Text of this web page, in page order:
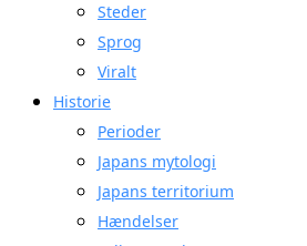
Steder
Sprog
Viralt
Historie
Perioder
Japans mytologi
Japans territorium
Hændelser